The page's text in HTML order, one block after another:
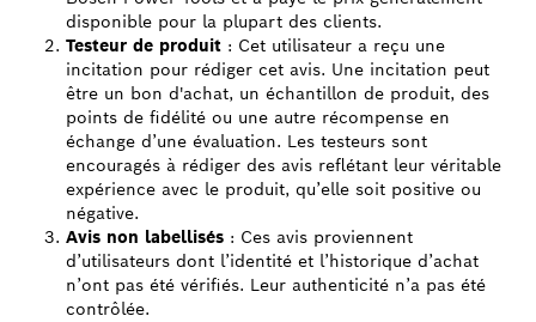
disponible pour la plupart des clients.
Testeur de produit : Cet utilisateur a reçu une
incitation pour rédiger cet avis. Une incitation peut
être un bon d'achat, un échantillon de produit, des
points de fidélité ou une autre récompense en
échange d’une évaluation. Les testeurs sont
encouragés à rédiger des avis reflétant leur véritable
expérience avec le produit, qu’elle soit positive ou
négative.
Avis non labellisés : Ces avis proviennent
d’utilisateurs dont l’identité et l’historique d’achat
n’ont pas été vérifiés. Leur authenticité n’a pas été
contrôlée.